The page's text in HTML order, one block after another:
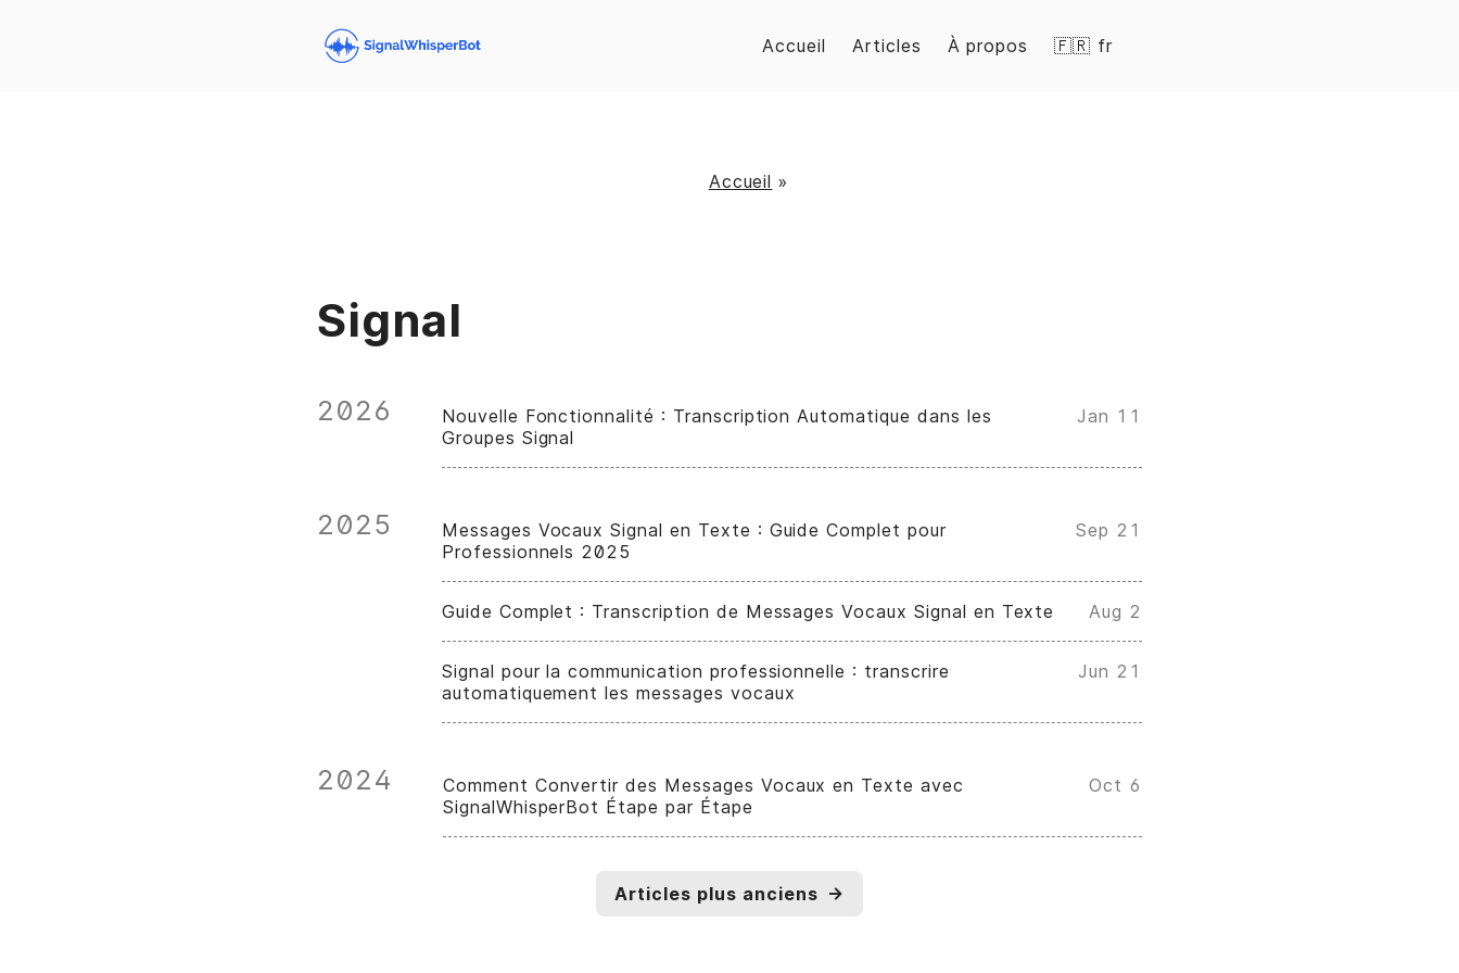
Accueil Articles À propos 🇫🇷 fr
Accueil »
Signal
2026
Nouvelle Fonctionnalité : Transcription Automatique dans les
Groupes Signal
Jan 11
2025
Messages Vocaux Signal en Texte : Guide Complet pour
Professionnels 2025
Sep 21
Guide Complet : Transcription de Messages Vocaux Signal en Texte Aug 2
Signal pour la communication professionnelle : transcrire
automatiquement les messages vocaux
Jun 21
2024
Comment Convertir des Messages Vocaux en Texte avec
SignalWhisperBot Étape par Étape
Oct 6
Articles plus anciens →